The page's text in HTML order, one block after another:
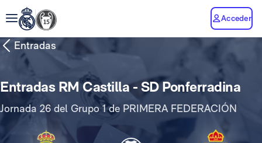
Acceder
Entradas
Entradas RM Castilla - SD Ponferradina
Jornada 26 del Grupo 1 de PRIMERA FEDERACIÓN